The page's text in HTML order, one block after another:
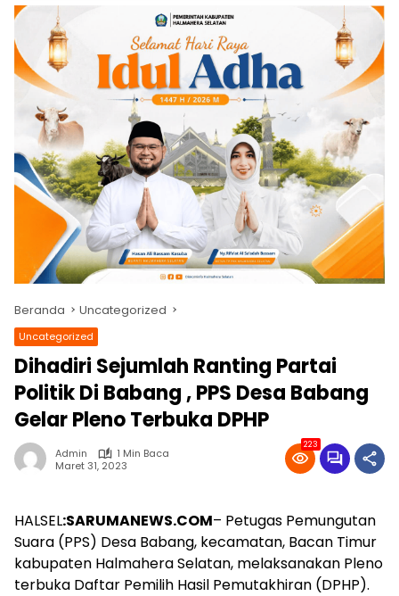
Beranda Uncategorized
Uncategorized
Dihadiri Sejumlah Ranting Partai
Politik Di Babang , PPS Desa Babang
Gelar Pleno Terbuka DPHP
Admin
1 Min Baca
Maret 31, 2023
223
HALSEL:SARUMANEWS.COM– Petugas Pemungutan
Suara (PPS) Desa Babang, kecamatan, Bacan Timur
kabupaten Halmahera Selatan, melaksanakan Pleno
terbuka Daftar Pemilih Hasil Pemutakhiran (DPHP).